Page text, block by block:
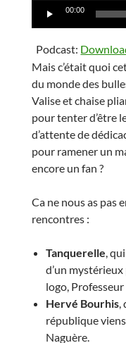
00:00
Podcast:
Mais c’était quoi
du monde des
Valise et chaise
pour tenter d’être
d’attente de
pour ramener un
encore un fan ?
Ca ne nous as pas
rencontres :
Tanquerelle,
d’un
logo,
Hervé Bourhis,
république
Naguère.